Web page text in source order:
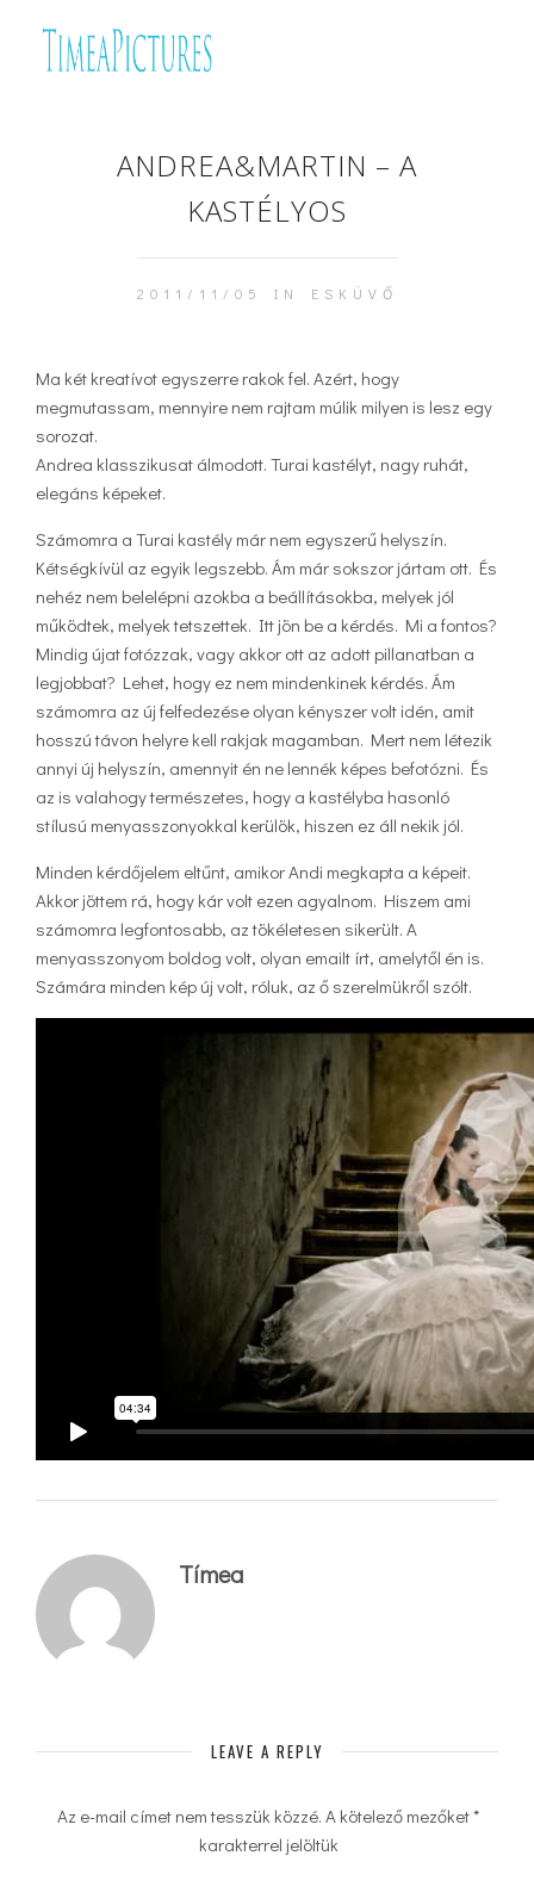
ANDREA&MARTIN – A
KASTÉLYOS
2011/11/05 IN ESKÜVŐ
Ma két kreatívot egyszerre rakok fel. Azért, hogy
megmutassam, mennyire nem rajtam múlik milyen is lesz egy
sorozat.
Andrea klasszikusat álmodott. Turai kastélyt, nagy ruhát,
elegáns képeket.
Számomra a Turai kastély már nem egyszerű helyszín.
Kétségkívül az egyik legszebb. Ám már sokszor jártam ott. És
nehéz nem belelépni azokba a beállításokba, melyek jól
működtek, melyek tetszettek. Itt jön be a kérdés. Mi a fontos?
Mindig újat fotózzak, vagy akkor ott az adott pillanatban a
legjobbat? Lehet, hogy ez nem mindenkinek kérdés. Ám
számomra az új felfedezése olyan kényszer volt idén, amit
hosszú távon helyre kell rakjak magamban. Mert nem létezik
annyi új helyszín, amennyit én ne lennék képes befotózni. És
az is valahogy természetes, hogy a kastélyba hasonló
stílusú menyasszonyokkal kerülök, hiszen ez áll nekik jól.
Minden kérdőjelem eltűnt, amikor Andi megkapta a képeit.
Akkor jöttem rá, hogy kár volt ezen agyalnom. Hiszem ami
számomra legfontosabb, az tökéletesen sikerült. A
menyasszonyom boldog volt, olyan emailt írt, amelytől én is.
Számára minden kép új volt, róluk, az ő szerelmükről szólt.
Tímea
LEAVE A REPLY
Az e-mail címet nem tesszük közzé. A kötelező mezőket*
karakterrel jelöltük